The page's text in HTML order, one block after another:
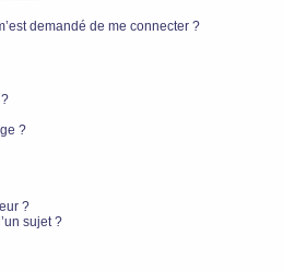
demandé de me connecter ?
?
?
sujet ?